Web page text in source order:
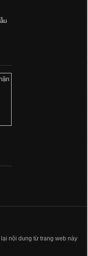
nội dung từ trang web này